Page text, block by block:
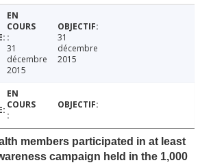
31
décembre
2015
31
décembre
2015
members participated in at least
campaign held in the 1,000